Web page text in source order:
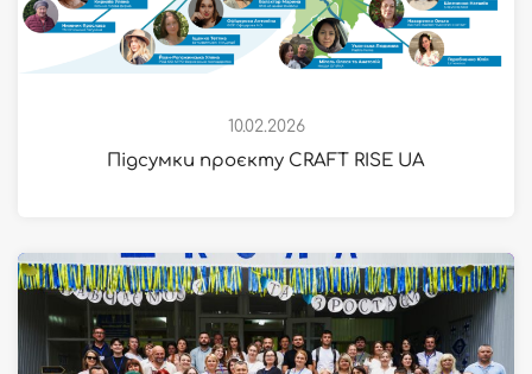
10.02.2026
Підсумки проєкту CRAFT RISE UA